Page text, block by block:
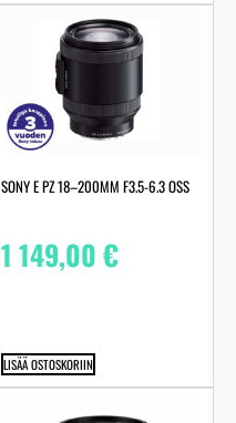
SONY E PZ 18–200MM F3.5-6.3 OSS
1 149,00€
LISÄÄ OSTOSKORIIN